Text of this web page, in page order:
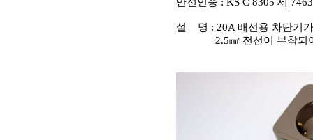
설 명 : 20A 배선용 차단기
2.5㎟ 전선이 부착되어